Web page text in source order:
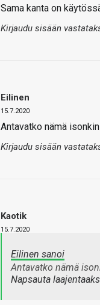
Sama kanta on
Kirjaudu sisään
Eilinen
15.7.2020
Antavatko nämä
Kirjaudu sisään
Kaotik
15.7.2020
Eilinen sanoi
Antavatko nämä
Napsauta